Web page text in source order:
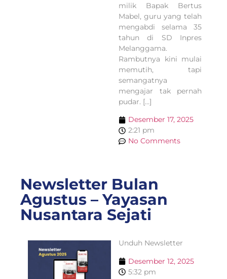
milik Bapak Bertus
Mabel, guru yang telah
mengabdi selama 35
tahun di SD Inpres
Melanggama.
Rambutnya kini mulai
memutih, tapi
semangatnya
mengajar tak pernah
pudar. […]
Desember 17, 2025
2:21 pm
No Comments
Newsletter Bulan
Agustus – Yayasan
Nusantara Sejati
Unduh Newsletter
Desember 12, 2025
5:32 pm